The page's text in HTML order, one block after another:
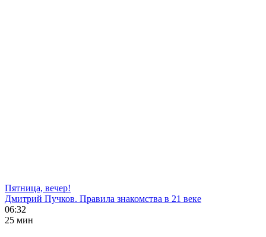
Пятница, вечер!
Дмитрий Пучков. Правила знакомства в 21 веке
06:32
25 мин